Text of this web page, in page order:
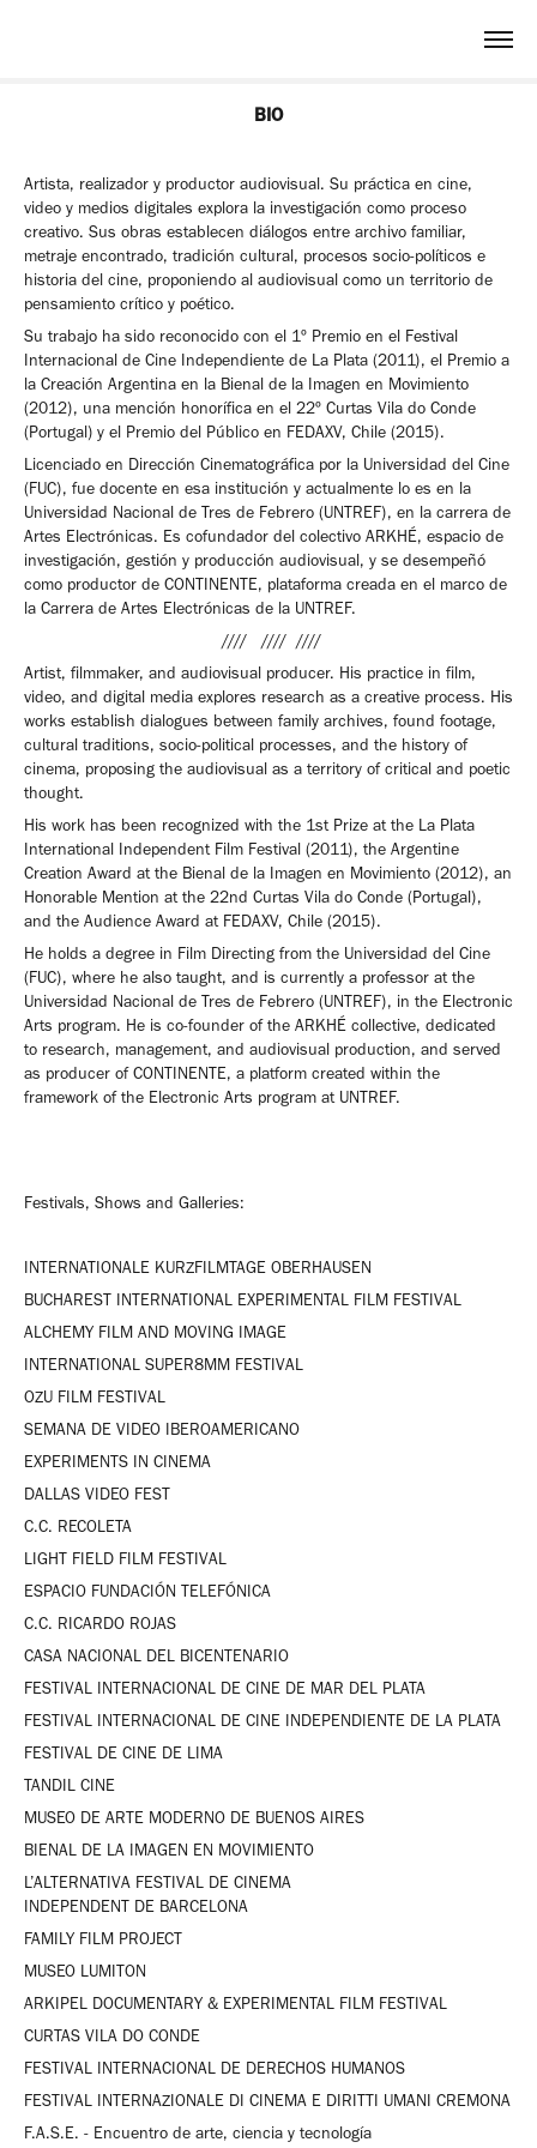
BIO
Artista, realizador y productor audiovisual. Su práctica en cine,
video y medios digitales explora la investigación como proceso
creativo. Sus obras establecen diálogos entre archivo familiar,
metraje encontrado, tradición cultural, procesos socio-políticos e
historia del cine, proponiendo al audiovisual como un territorio de
pensamiento crítico y poético.
Su trabajo ha sido reconocido con el 1º Premio en el Festival
Internacional de Cine Independiente de La Plata (2011), el Premio a
la Creación Argentina en la Bienal de la Imagen en Movimiento
(2012), una mención honorífica en el 22º Curtas Vila do Conde
(Portugal) y el Premio del Público en FEDAXV, Chile (2015).
Licenciado en Dirección Cinematográfica por la Universidad del Cine
(FUC), fue docente en esa institución y actualmente lo es en la
Universidad Nacional de Tres de Febrero (UNTREF), en la carrera de
Artes Electrónicas. Es cofundador del colectivo ARKHÉ, espacio de
investigación, gestión y producción audiovisual, y se desempeñó
como productor de CONTINENTE, plataforma creada en el marco de
la Carrera de Artes Electrónicas de la UNTREF.
//// //// ////
Artist, filmmaker, and audiovisual producer. His practice in film,
video, and digital media explores research as a creative process. His
works establish dialogues between family archives, found footage,
cultural traditions, socio-political processes, and the history of
cinema, proposing the audiovisual as a territory of critical and poetic
thought.
His work has been recognized with the 1st Prize at the La Plata
International Independent Film Festival (2011), the Argentine
Creation Award at the Bienal de la Imagen en Movimiento (2012), an
Honorable Mention at the 22nd Curtas Vila do Conde (Portugal),
and the Audience Award at FEDAXV, Chile (2015).
He holds a degree in Film Directing from the Universidad del Cine
(FUC), where he also taught, and is currently a professor at the
Universidad Nacional de Tres de Febrero (UNTREF), in the Electronic
Arts program. He is co-founder of the ARKHÉ collective, dedicated
to research, management, and audiovisual production, and served
as producer of CONTINENTE, a platform created within the
framework of the Electronic Arts program at UNTREF.
Festivals, Shows and Galleries:
INTERNATIONALE KURZFILMTAGE OBERHAUSEN
BUCHAREST INTERNATIONAL EXPERIMENTAL FILM FESTIVAL
ALCHEMY FILM AND MOVING IMAGE
INTERNATIONAL SUPER8MM FESTIVAL
OZU FILM FESTIVAL
SEMANA DE VIDEO IBEROAMERICANO
EXPERIMENTS IN CINEMA
DALLAS VIDEO FEST
C.C. RECOLETA
LIGHT FIELD FILM FESTIVAL
ESPACIO FUNDACIÓN TELEFÓNICA
C.C. RICARDO ROJAS
CASA NACIONAL DEL BICENTENARIO
FESTIVAL INTERNACIONAL DE CINE DE MAR DEL PLATA
FESTIVAL INTERNACIONAL DE CINE INDEPENDIENTE DE LA PLATA
FESTIVAL DE CINE DE LIMA
TANDIL CINE
MUSEO DE ARTE MODERNO DE BUENOS AIRES
BIENAL DE LA IMAGEN EN MOVIMIENTO
L’ALTERNATIVA FESTIVAL DE CINEMA
INDEPENDENT DE BARCELONA
FAMILY FILM PROJECT
MUSEO LUMITON
ARKIPEL DOCUMENTARY & EXPERIMENTAL FILM FESTIVAL
CURTAS VILA DO CONDE
FESTIVAL INTERNACIONAL DE DERECHOS HUMANOS
FESTIVAL INTERNAZIONALE DI CINEMA E DIRITTI UMANI CREMONA
F.A.S.E. - Encuentro de arte, ciencia y tecnología